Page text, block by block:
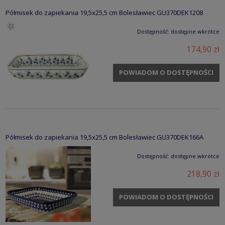
Półmisek do zapiekania 19,5x25,5 cm Bolesławiec GU370DEK1208
Dostępność: dostępne wkrótce
174,90 zł
POWIADOM O DOSTĘPNOŚCI
Półmisek do zapiekania 19,5x25,5 cm Bolesławiec GU370DEK166A
Dostępność: dostępne wkrótce
218,90 zł
POWIADOM O DOSTĘPNOŚCI